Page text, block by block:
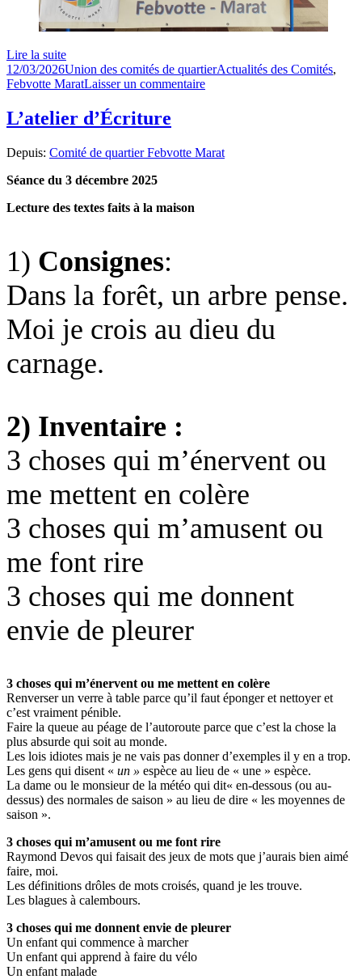
Lire la suite
Publié
le
12/03/2026Auteur
Union des comités de quartierCatégories
Actualités des Comités,
Febvotte MaratLaisser un commentairesur
Tourangelle
L’atelier d’Écriture
Depuis: Comité de quartier Febvotte Marat
Séance du 3 décembre 2025
Lecture des textes faits à la maison
1) Consignes:
Dans la forêt, un arbre pense.
Moi je crois au dieu du
carnage.
2) Inventaire :
3 choses qui m’énervent ou
me mettent en colère
3 choses qui m’amusent ou
me font rire
3 choses qui me donnent
envie de pleurer
3 choses qui m’énervent ou me mettent en colère
Renverser un verre à table parce qu’il faut éponger et nettoyer et
c’est vraiment pénible.
Faire la queue au péage de l’autoroute parce que c’est la chose la
plus absurde qui soit au monde.
Les lois idiotes mais je ne vais pas donner d’exemples il y en a trop.
Les gens qui disent « un » espèce au lieu de « une » espèce.
La dame ou le monsieur de la météo qui dit« en-dessous (ou au-
dessus) des normales de saison » au lieu de dire « les moyennes de
saison ».
3 choses qui m’amusent ou me font rire
Raymond Devos qui faisait des jeux de mots que j’aurais bien aimé
faire, moi.
Les définitions drôles de mots croisés, quand je les trouve.
Les blagues à calembours.
3 choses qui me donnent envie de pleurer
Un enfant qui commence à marcher
Un enfant qui apprend à faire du vélo
Un enfant malade